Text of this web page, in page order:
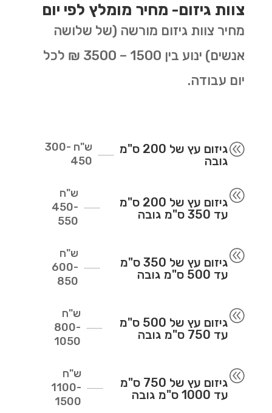
צוות גיזום- מחיר מומלץ לפי יום
מחיר צוות גיזום מורשה (של שלושה
אנשים) ינוע בין 1500 – 3500 ₪ לכל
יום עבודה.
@
גיזום עץ של 200 ס"מ
גובה
ש"ח 300-
450
@
גיזום עץ של 200 ס"מ
עד 350 ס"מ גובה
ש"ח
450-
550
@
גיזום עץ של 350 ס"מ
עד 500 ס"מ גובה
ש"ח
600-
850
@
גיזום עץ של 500 ס"מ
עד 750 ס"מ גובה
ש"ח
800-
1050
@
גיזום עץ של 750 ס"מ
עד 1000 ס"מ גובה
ש"ח
1100-
1500